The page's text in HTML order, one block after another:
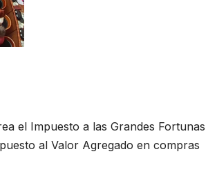
el Impuesto a las Grandes Fortunas
al Valor Agregado en compras